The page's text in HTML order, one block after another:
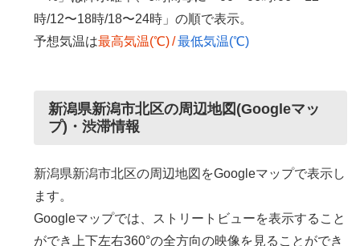
時/12〜18時/18〜24時」の順で表示。
予想気温は最高気温(℃)/最低気温(℃)
新潟県新潟市北区の周辺地図(Googleマッ
プ)・渋滞情報
新潟県新潟市北区の周辺地図をGoogleマップで表示し
ます。
Googleマップでは、ストリートビューを表示すること
ができ上下左右360°の全方向の映像を見ることができ